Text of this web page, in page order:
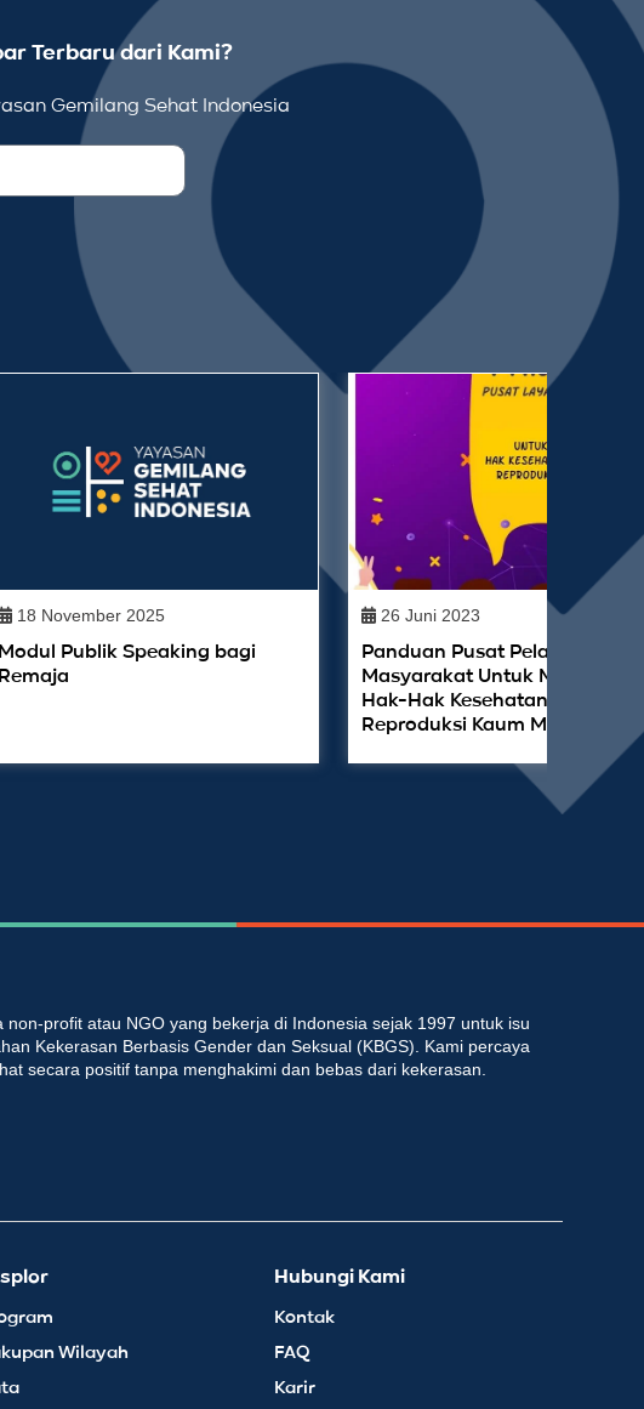
Terbaru dari Kami?
Gemilang Sehat Indonesia
18 November 2025
Modul Publik Speaking bagi
Remaja
26 Juni 2023
Panduan Pusat Pelayanan
Masyarakat Untuk
Hak-Hak Kesehatan Seksual
Reproduksi Kaum Muda
profit atau NGO yang bekerja di Indonesia sejak 1997 untuk isu
Kekerasan Berbasis Gender dan Seksual (KBGS). Kami percaya
secara positif tanpa menghakimi dan bebas dari kekerasan.
Wilayah
Hubungi Kami
Kontak
FAQ
Karir